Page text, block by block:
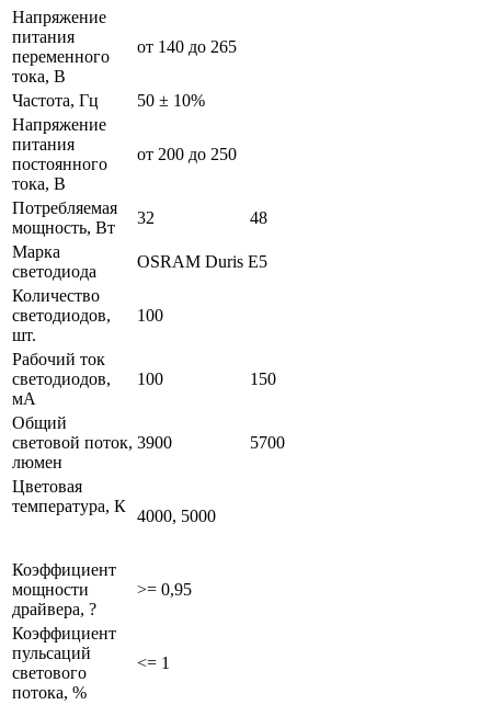
Напряжение
питания
переменного
тока, В
от 140 до 265
Частота, Гц
50 ± 10%
Напряжение
питания
постоянного
тока, В
от 200 до 250
Потребляемая
мощность, Вт
32
48
Марка
светодиода
OSRAM Duris E5
Количество
светодиодов,
шт.
100
Рабочий ток
светодиодов,
мА
100 150
Общий
световой поток,
люмен
3900 5700
Цветовая
температура, К
4000, 5000
Коэффициент
мощности
драйвера, ?
>= 0,95
Коэффициент
пульсаций
светового
потока, %
<= 1